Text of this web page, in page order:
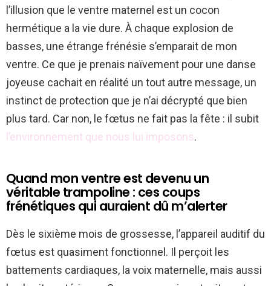
l’illusion que le ventre maternel est un cocon
hermétique a la vie dure. À chaque explosion de
basses, une étrange frénésie s’emparait de mon
ventre. Ce que je prenais naïvement pour une danse
joyeuse cachait en réalité un tout autre message, un
instinct de protection que je n’ai décrypté que bien
plus tard. Car non, le fœtus ne fait pas la fête : il subit
l’environnement que nous lui imposons.
Quand mon ventre est devenu un
véritable trampoline : ces coups
frénétiques qui auraient dû m’alerter
Dès le sixième mois de grossesse, l’appareil auditif du
fœtus est quasiment fonctionnel. Il perçoit les
battements cardiaques, la voix maternelle, mais aussi